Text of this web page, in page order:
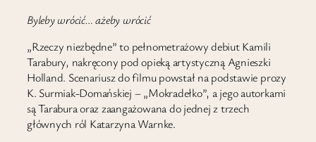
Byleby wrócić… ażeby wrócić
„Rzeczy niezbędne” to pełnometrażowy debiut Kamili
Tarabury, nakręcony pod opieką artystyczną Agnieszki
Holland. Scenariusz do filmu powstał na podstawie prozy
K. Surmiak-Domańskiej – „Mokradełko”, a jego autorkami
są Tarabura oraz zaangażowana do jednej z trzech
głównych ról Katarzyna Warnke.